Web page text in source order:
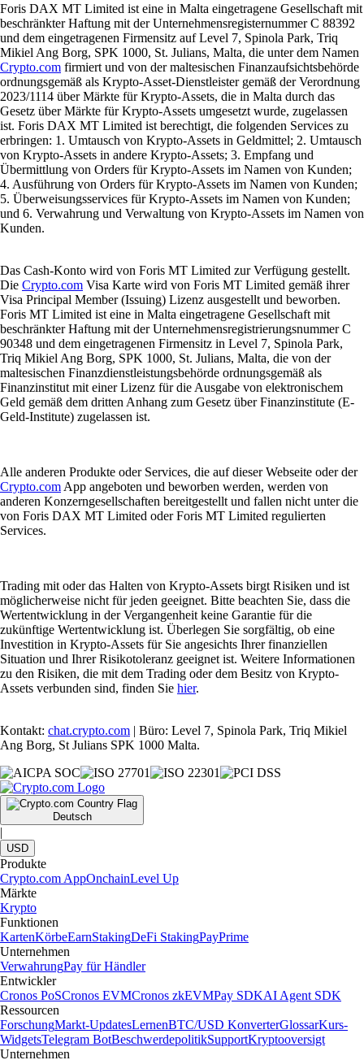
Foris DAX MT Limited ist eine in Malta eingetragene Gesellschaft mit
beschränkter Haftung mit der Unternehmensregisternummer C 88392
und dem eingetragenen Firmensitz auf Level 7, Spinola Park, Triq
Mikiel Ang Borg, SPK 1000, St. Julians, Malta, die unter dem Namen
Crypto.com firmiert und von der maltesischen Finanzaufsichtsbehörde
ordnungsgemäß als Krypto-Asset-Dienstleister gemäß der Verordnung
2023/1114 über Märkte für Krypto-Assets, die in Malta durch das
Gesetz über Märkte für Krypto-Assets umgesetzt wurde, zugelassen
ist. Foris DAX MT Limited ist berechtigt, die folgenden Services zu
erbringen: 1. Umtausch von Krypto-Assets in Geldmittel; 2. Umtausch
von Krypto-Assets in andere Krypto-Assets; 3. Empfang und
Übermittlung von Orders für Krypto-Assets im Namen von Kunden;
4. Ausführung von Orders für Krypto-Assets im Namen von Kunden;
5. Überweisungsservices für Krypto-Assets im Namen von Kunden;
und 6. Verwahrung und Verwaltung von Krypto-Assets im Namen von
Kunden.
Das Cash-Konto wird von Foris MT Limited zur Verfügung gestellt.
Die Crypto.com Visa Karte wird von Foris MT Limited gemäß ihrer
Visa Principal Member (Issuing) Lizenz ausgestellt und beworben.
Foris MT Limited ist eine in Malta eingetragene Gesellschaft mit
beschränkter Haftung mit der Unternehmensregistrierungsnummer C
90348 und dem eingetragenen Firmensitz in Level 7, Spinola Park,
Triq Mikiel Ang Borg, SPK 1000, St. Julians, Malta, die von der
maltesischen Finanzdienstleistungsbehörde ordnungsgemäß als
Finanzinstitut mit einer Lizenz für die Ausgabe von elektronischem
Geld gemäß dem dritten Anhang zum Gesetz über Finanzinstitute (E-
Geld-Institute) zugelassen ist.
Alle anderen Produkte oder Services, die auf dieser Webseite oder der
Crypto.com App angeboten und beworben werden, werden von
anderen Konzerngesellschaften bereitgestellt und fallen nicht unter die
von Foris DAX MT Limited oder Foris MT Limited regulierten
Services.
Trading mit oder das Halten von Krypto-Assets birgt Risiken und ist
möglicherweise nicht für jeden geeignet. Bitte beachten Sie, dass die
Wertentwicklung in der Vergangenheit keine Garantie für die
zukünftige Wertentwicklung ist. Überlegen Sie sorgfältig, ob eine
Investition in Krypto-Assets für Sie angesichts Ihrer finanziellen
Situation und Ihrer Risikotoleranz geeignet ist. Weitere Informationen
zu den Risiken, die mit dem Trading oder dem Besitz von Krypto-
Assets verbunden sind, finden Sie hier.
Kontakt: chat.crypto.com | Büro: Level 7, Spinola Park, Triq Mikiel
Ang Borg, St Julians SPK 1000 Malta.
Deutsch
|
USD
Produkte
Crypto.com AppOnchainLevel Up
Märkte
Krypto
Funktionen
KartenKörbeEarnStakingDeFi StakingPayPrime
Unternehmen
VerwahrungPay für Händler
Entwickler
Cronos PoSCronos EVMCronos zkEVMPay SDKAI Agent SDK
Ressourcen
ForschungMarkt-UpdatesLernenBTC/USD KonverterGlossarKurs-
WidgetsTelegram BotBeschwerdepolitikSupportKryptooversigt
Unternehmen